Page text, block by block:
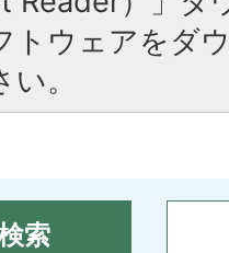
トウェアをダ
。
索